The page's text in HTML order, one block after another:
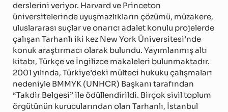
derslerini veriyor. Harvard ve Princeton
üniversitelerinde uyuşmazlıkların çözümü, müzakere,
uluslararası suçlar ve onarıcı adalet konulu projelerde
çalışan Tarhanlı iki kez New York Üniversitesi’nde
konuk araştırmacı olarak bulundu. Yayımlanmış altı
kitabı, Türkçe ve İngilizce makaleleri bulunmaktadır.
2001 yılında, Türkiye’deki mülteci hukuku çalışmaları
nedeniyle BMMYK (UNHCR) Başkanı tarafından
“Takdir Belgesi” ile ödüllendirildi. Birçok sivil toplum
örgütünün kurucularından olan Tarhanlı, İstanbul